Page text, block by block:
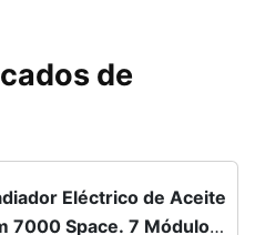
de
Eléctrico de Aceite
7000 Space. 7 Módulos,